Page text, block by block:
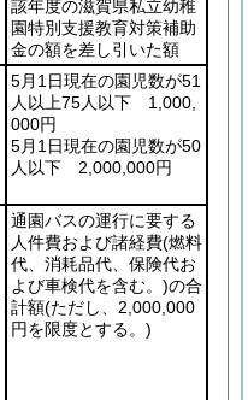
該年度の滋賀県私立幼稚
園特別支援教育対策補助
金の額を差し引いた額
5月1日現在の園児数が51
人以上75人以下 1,000,
000円
5月1日現在の園児数が50
人以下 2,000,000円
通園バスの運行に要する
人件費および諸経費(燃料
代、消耗品代、保険代お
よび車検代を含む。)の合
計額(ただし、2,000,000
円を限度とする。)